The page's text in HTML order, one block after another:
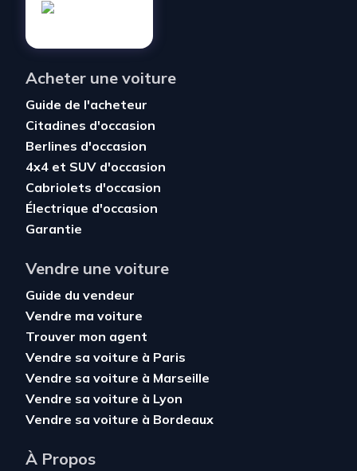
Acheter une voiture
Guide de l'acheteur
Citadines d'occasion
Berlines d'occasion
4x4 et SUV d'occasion
Cabriolets d'occasion
Électrique d'occasion
Garantie
Vendre une voiture
Guide du vendeur
Vendre ma voiture
Trouver mon agent
Vendre sa voiture à Paris
Vendre sa voiture à Marseille
Vendre sa voiture à Lyon
Vendre sa voiture à Bordeaux
À Propos